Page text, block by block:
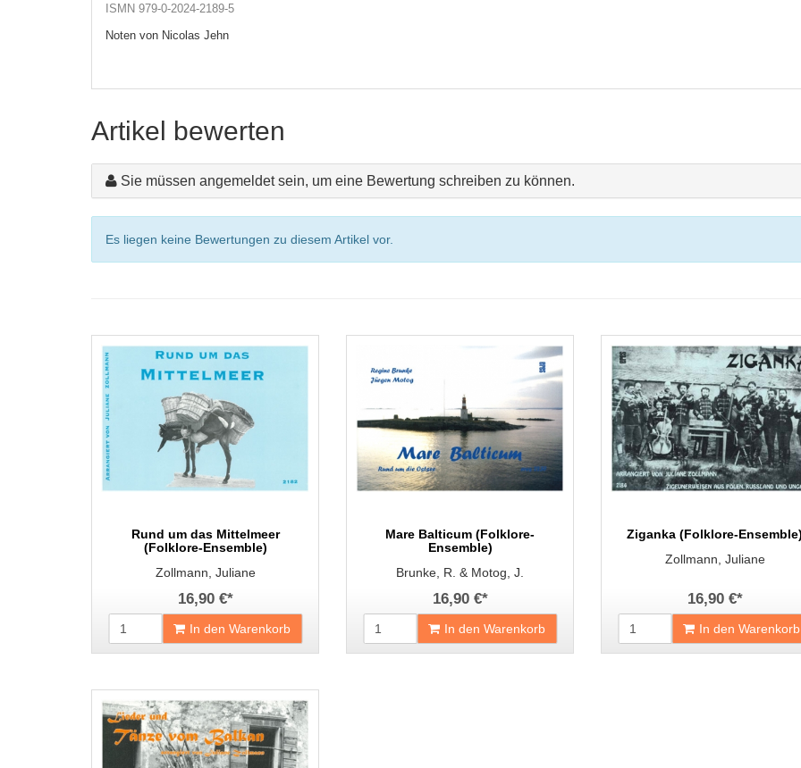
ISMN 979-0-2024-2189-5
Noten von Nicolas Jehn
Artikel bewerten
Sie müssen angemeldet sein, um eine Bewertung schreiben zu können.
Es liegen keine Bewertungen zu diesem Artikel vor.
Rund um das Mittelmeer
(Folklore-Ensemble)
Zollmann, Juliane
16,90 €*
In den Warenkorb
Mare Balticum (Folklore-
Ensemble)
Brunke, R. & Motog, J.
16,90 €*
In den Warenkorb
Ziganka (Folklore-
Zollmann, Juliane
16,90 €*
In den Warenkorb